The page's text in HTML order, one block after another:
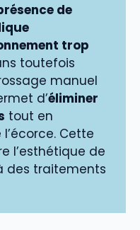
de
trop
toutefois
manuel
d’éliminer
tout en
Cette
l’esthétique de
des traitements